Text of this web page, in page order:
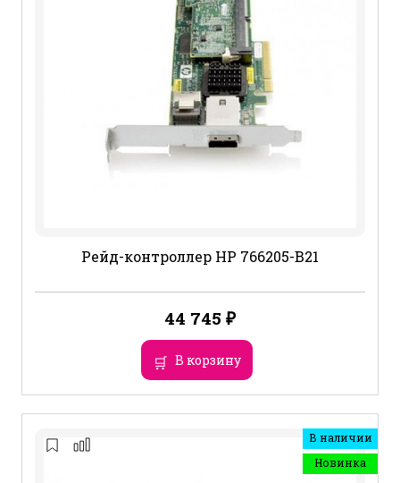
Рейд-контроллер HP 766205-B21
44 745 ₽
В корзину
В наличии
Новинка